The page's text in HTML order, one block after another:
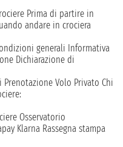
Prima di partire in
andare in crociera
generali Informativa
Dichiarazione di
Prenotazione Volo Privato Chi
Osservatorio
Klarna Rassegna stampa